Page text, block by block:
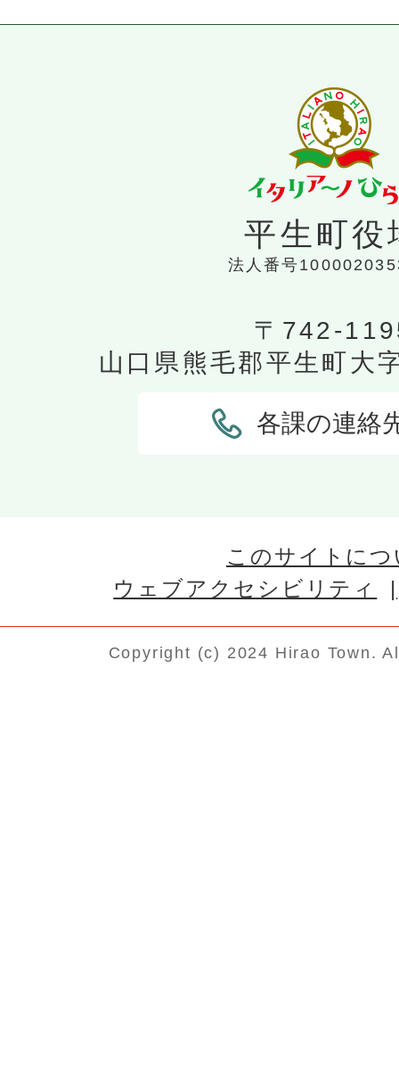
平生町役
法人番号
〒742-
山口県熊毛郡平生町大
各課の連絡
このサイトに
ウェブアクセシビリティ
Copyright (c) 2024 Hirao Town.